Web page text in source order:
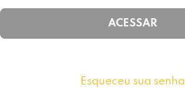
Esqueceu sua senha